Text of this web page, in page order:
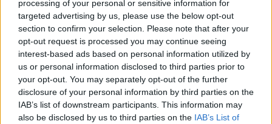
processing of your personal or sensitive information for
targeted advertising by us, please use the below opt-out
section to confirm your selection. Please note that after your
opt-out request is processed you may continue seeing
interest-based ads based on personal information utilized by
us or personal information disclosed to third parties prior to
your opt-out. You may separately opt-out of the further
disclosure of your personal information by third parties on the
IAB’s list of downstream participants. This information may
also be disclosed by us to third parties on the IAB’s List of
peggiori
ADV